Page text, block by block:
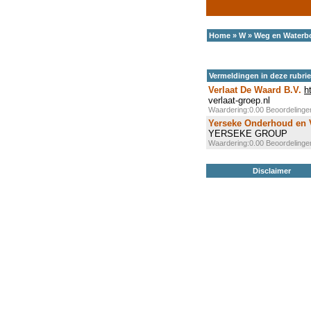
Home » W» Weg en
Vermeldingen in deze
Verlaat De Waard B.V.
verlaat-groep.nl
Waardering:0.00
Yerseke Onderhoud en
YERSEKE GROUP
Waardering:0.00
Disclaimer